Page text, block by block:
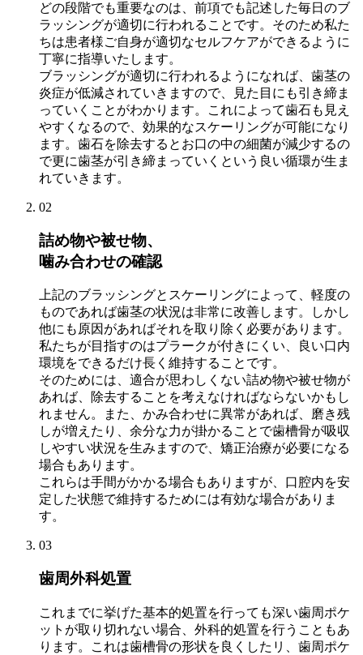
どの段階でも重要なのは、前項でも記述した毎日のブ
ラッシングが適切に行われることです。そのため私た
ちは患者様ご自身が適切なセルフケアができるように
丁寧に指導いたします。
ブラッシングが適切に行われるようになれば、歯茎の
炎症が低減されていきますので、見た目にも引き締ま
っていくことがわかります。これによって歯石も見え
やすくなるので、効果的なスケーリングが可能になり
ます。歯石を除去するとお口の中の細菌が減少するの
で更に歯茎が引き締まっていくという良い循環が生ま
れていきます。
02
詰め物や被せ物、
噛み合わせの確認
上記のブラッシングとスケーリングによって、軽度の
ものであれば歯茎の状況は非常に改善します。しかし
他にも原因があればそれを取り除く必要があります。
私たちが目指すのはプラークが付きにくい、良い口内
環境をできるだけ長く維持することです。
そのためには、適合が思わしくない詰め物や被せ物が
あれば、除去することを考えなければならないかもし
れません。また、かみ合わせに異常があれば、磨き残
しが増えたり、余分な力が掛かることで歯槽骨が吸収
しやすい状況を生みますので、矯正治療が必要になる
場合もあります。
これらは手間がかかる場合もありますが、口腔内を安
定した状態で維持するためには有効な場合がありま
す。
03
歯周外科処置
これまでに挙げた基本的処置を行っても深い歯周ポケ
ットが取り切れない場合、外科的処置を行うこともあ
ります。これは歯槽骨の形状を良くしたリ、歯周ポケ